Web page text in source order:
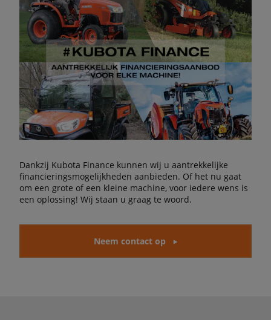
Dankzij Kubota Finance kunnen wij u aantrekkelijke
financieringsmogelijkheden aanbieden. Of het nu gaat
om een grote of een kleine machine, voor iedere wens is
een oplossing! Wij staan u graag te woord.
Neem contact op